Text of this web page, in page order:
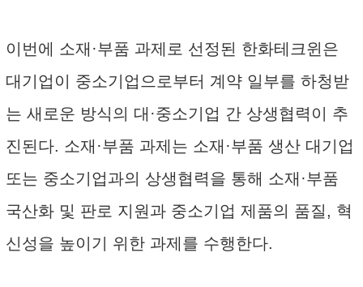
이번에 소재·부품 과제로 선정된 한화테크윈은
대기업이 중소기업으로부터 계약 일부를 하청받
는 새로운 방식의 대·중소기업 간 상생협력이 추
진된다. 소재·부품 과제는 소재·부품 생산 대기업
또는 중소기업과의 상생협력을 통해 소재·부품
국산화 및 판로 지원과 중소기업 제품의 품질, 혁
신성을 높이기 위한 과제를 수행한다.